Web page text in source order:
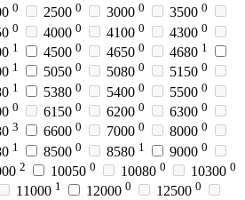
0 2500 0 3000 0 3500 0
0 4000 0 4100 0 4300 0
1 4500 0 4650 0 4680 1
1 5050 0 5080 0 5150 0
1 5380 0 5400 0 5500 0
0 6150 0 6200 0 6300 0
3 6600 0 7000 0 8000 0
1 8500 0 8580 1 9000 0
2 10050 0 10080 0 10300 0
11000 1 12000 0 12500 0